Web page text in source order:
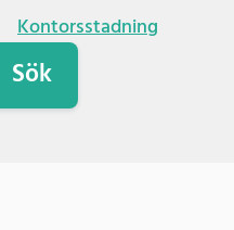
Kontorsstadning
Sök